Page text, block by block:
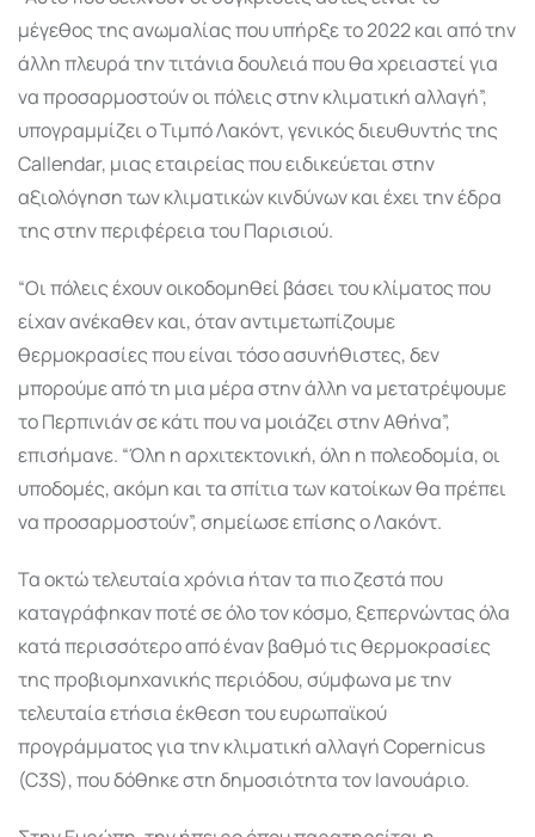
μέγεθος της ανωμαλίας που υπήρξε το 2022 και από την
άλλη πλευρά την τιτάνια δουλειά που θα χρειαστεί για
να προσαρμοστούν οι πόλεις στην κλιματική αλλαγή”,
υπογραμμίζει ο Τιμπό Λακόντ, γενικός διευθυντής της
Callendar, μιας εταιρείας που ειδικεύεται στην
αξιολόγηση των κλιματικών κινδύνων και έχει την έδρα
της στην περιφέρεια του Παρισιού.
“Οι πόλεις έχουν οικοδομηθεί βάσει του κλίματος που
είχαν ανέκαθεν και, όταν αντιμετωπίζουμε
θερμοκρασίες που είναι τόσο ασυνήθιστες, δεν
μπορούμε από τη μια μέρα στην άλλη να μετατρέψουμε
το Περπινιάν σε κάτι που να μοιάζει στην Αθήνα”,
επισήμανε. “Όλη η αρχιτεκτονική, όλη η πολεοδομία, οι
υποδομές, ακόμη και τα σπίτια των κατοίκων θα πρέπει
να προσαρμοστούν”, σημείωσε επίσης ο Λακόντ.
Τα οκτώ τελευταία χρόνια ήταν τα πιο ζεστά που
καταγράφηκαν ποτέ σε όλο τον κόσμο, ξεπερνώντας όλα
κατά περισσότερο από έναν βαθμό τις θερμοκρασίες
της προβιομηχανικής περιόδου, σύμφωνα με την
τελευταία ετήσια έκθεση του ευρωπαϊκού
προγράμματος για την κλιματική αλλαγή Copernicus
(C3S), που δόθηκε στη δημοσιότητα τον Ιανουάριο.